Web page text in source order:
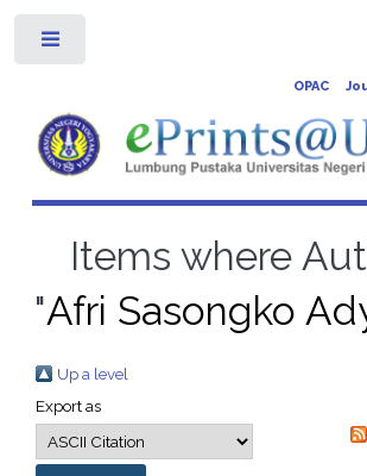
OPAC
Items where
"Afri Sasongko
Up a level
Export as